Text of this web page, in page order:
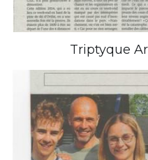
Triptyque